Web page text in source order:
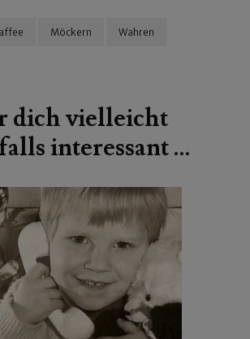
Möckern Wahren
dich vielleicht
interessant …